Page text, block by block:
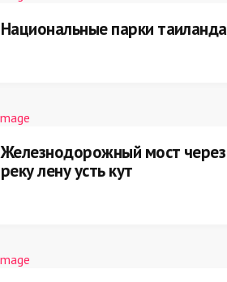
Национальные парки таиланда
Железнодорожный мост через
реку лену усть кут